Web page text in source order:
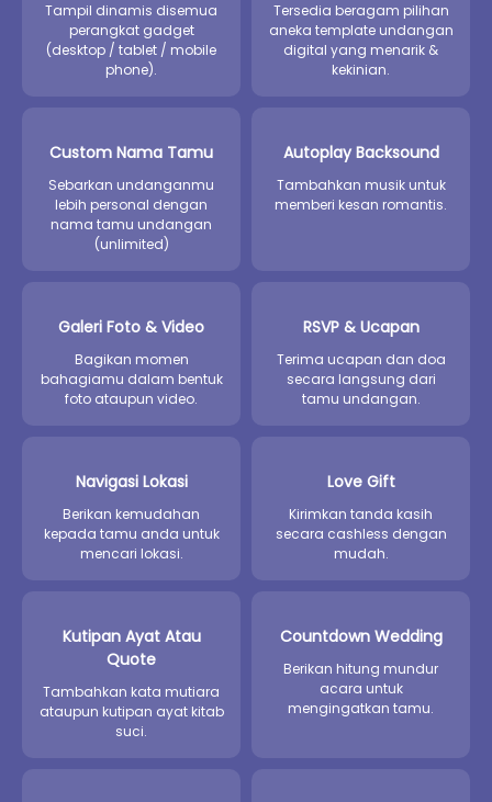
Tampil dinamis disemua
perangkat gadget
(desktop / tablet / mobile
phone).
Tersedia beragam pilihan
aneka template undangan
digital yang menarik &
kekinian.
Custom Nama Tamu
Sebarkan undanganmu
lebih personal dengan
nama tamu undangan
(unlimited)
Autoplay Backsound
Tambahkan musik untuk
memberi kesan romantis.
Galeri Foto & Video
Bagikan momen
bahagiamu dalam bentuk
foto ataupun video.
RSVP & Ucapan
Terima ucapan dan doa
secara langsung dari
tamu undangan.
Navigasi Lokasi
Berikan kemudahan
kepada tamu anda untuk
mencari lokasi.
Love Gift
Kirimkan tanda kasih
secara cashless dengan
mudah.
Kutipan Ayat Atau
Quote
Tambahkan kata mutiara
ataupun kutipan ayat kitab
suci.
Countdown Wedding
Berikan hitung mundur
acara untuk
mengingatkan tamu.